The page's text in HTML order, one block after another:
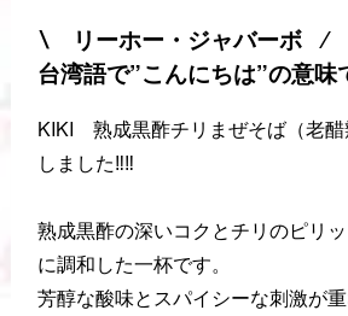
∖ リーホー・ジャバーボ ∕
台湾語で”こんにちは”の意味
KIKI 熟成黒酢チリまぜそば（老醋
しました‼️‼️
熟成黒酢の深いコクとチリのピリ
に調和した一杯です。
芳醇な酸味とスパイシーな刺激が